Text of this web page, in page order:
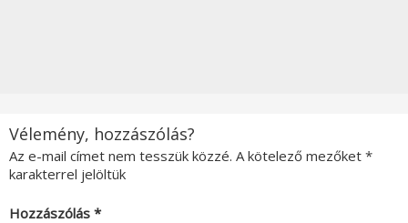
Vélemény, hozzászólás?
Az e-mail címet nem tesszük közzé. A kötelező mezőket *
karakterrel jelöltük
Hozzászólás *